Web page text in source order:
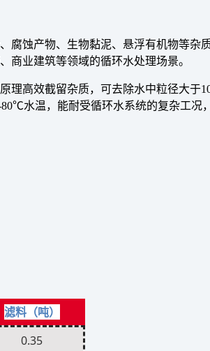
腐蚀产物、生物黏泥、悬浮有机物等杂
商业建筑等领域的循环水处理场景。
理高效截留杂质，可去除水中粒径大于
水温，能耐受循环水系统的复杂工况
滤料（吨）
0.35